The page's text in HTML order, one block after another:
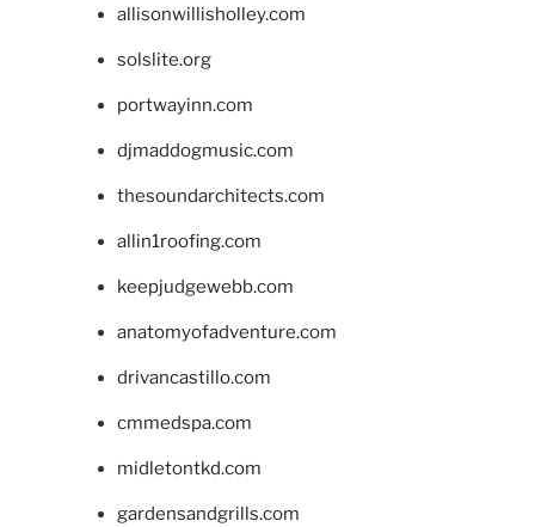
allisonwillisholley.com
solslite.org
portwayinn.com
djmaddogmusic.com
thesoundarchitects.com
allin1roofing.com
keepjudgewebb.com
anatomyofadventure.com
drivancastillo.com
cmmedspa.com
midletontkd.com
gardensandgrills.com